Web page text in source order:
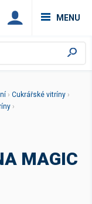
MENU
› Cukrářské vitríny ›
›
MAGIC